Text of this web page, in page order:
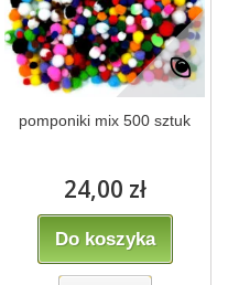
pomponiki mix 500 sztuk
24,00 zł
Do koszyka